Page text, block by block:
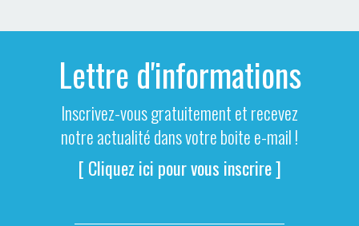
Lettre d'informations
Inscrivez-vous gratuitement et recevez
notre actualité dans votre boite e-mail !
[ Cliquez ici pour vous inscrire ]